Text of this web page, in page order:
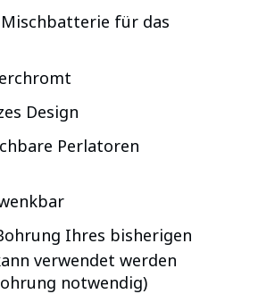
für das
Design
Perlatoren
Ihres bisherigen
verwendet werden
notwendig)